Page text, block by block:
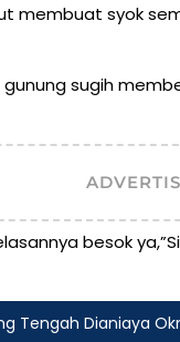
membuat syok
sugih
besok
Tengah Dianiaya